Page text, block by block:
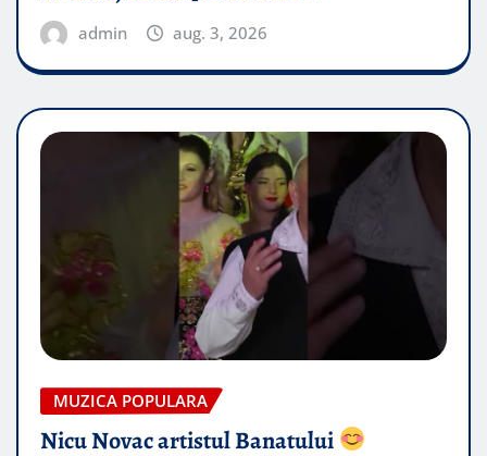
admin aug. 3, 2026
MUZICA POPULARA
Nicu Novac artistul Banatului